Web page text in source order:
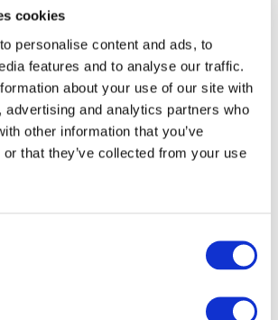
cookies
personalise content and ads, to
features and to analyse our traffic.
about your use of our site with
advertising and analytics partners who
other information that you’ve
that they’ve collected from your use
Концерти